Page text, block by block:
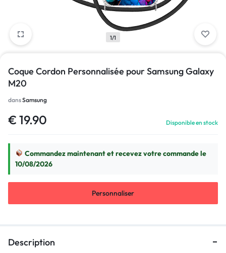
1/1
Coque Cordon Personnalisée pour Samsung Galaxy
M20
dansSamsung
€ 19.90 Disponible en stock
Commandez maintenant et recevez votre commande le
10/08/2026
Personnaliser
Description